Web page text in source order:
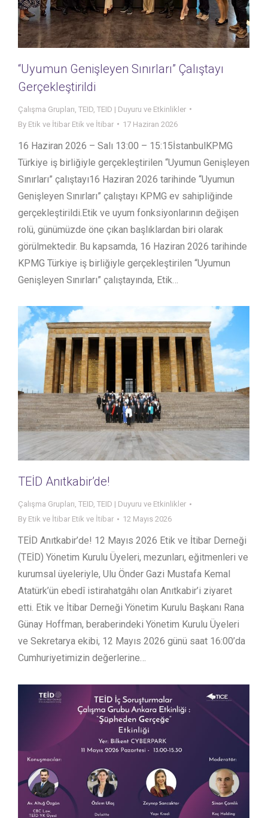
“Uyumun Genişleyen Sınırları” Çalıştayı
Gerçekleştirildi
Çalışma Grupları TEID TEID | Duyuru ve Etkinlikler
By Etik ve İtibar Etik ve İtibar 17 Haziran 2026
16 Haziran 2026 – Salı 13:00 – 15:15İstanbulKPMG
Türkiye iş birliğiyle gerçekleştirilen “Uyumun Genişleyen
Sınırları” çalıştayı16 Haziran 2026 tarihinde “Uyumun
Genişleyen Sınırları” çalıştayı KPMG ev sahipliğinde
gerçekleştirildi.Etik ve uyum fonksiyonlarının değişen
rolü, günümüzde öne çıkan başlıklardan biri olarak
görülmektedir. Bu kapsamda, 16 Haziran 2026 tarihinde
KPMG Türkiye iş birliğiyle gerçekleştirilen “Uyumun
Genişleyen Sınırları” çalıştayında, Etik…
TEİD Anıtkabir’de!
Çalışma Grupları, TEID, TEID | Duyuru ve Etkinlikler
By Etik ve İtibar Etik ve İtibar 12 Mayıs 2026
TEİD Anıtkabir’de! 12 Mayıs 2026 Etik ve İtibar Derneği
(TEİD) Yönetim Kurulu Üyeleri, mezunları, eğitmenleri ve
kurumsal üyeleriyle, Ulu Önder Gazi Mustafa Kemal
Atatürk’ün ebedî istirahatgâhı olan Anıtkabir’i ziyaret
etti. Etik ve İtibar Derneği Yönetim Kurulu Başkanı Rana
Günay Hoffman, beraberindeki Yönetim Kurulu Üyeleri
ve Sekretarya ekibi, 12 Mayıs 2026 günü saat 16:00’da
Cumhuriyetimizin değerlerine…